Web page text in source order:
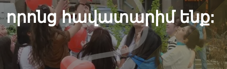
որոնց հավատարիմ ենք: